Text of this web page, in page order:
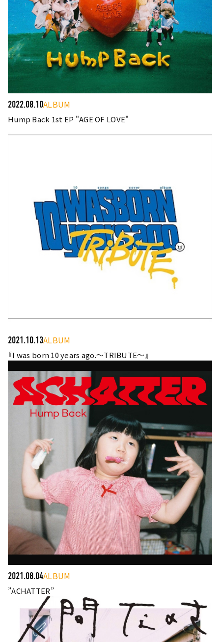
2022.08.10ALBUM
Hump Back 1st EP "AGE OF LOVE"
2021.10.13ALBUM
『I was born 10 years ago.〜TRIBUTE〜』
2021.08.04ALBUM
”ACHATTER”